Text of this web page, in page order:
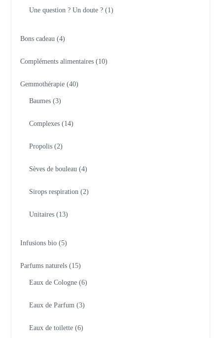
Une question ? Un doute ? 1
Bons cadeau 4
Compléments alimentaires 10
Gemmothérapie 40
Baumes 3
Complexes 14
Propolis 2
Sèves de bouleau 4
Sirops respiration 2
Unitaires 13
Infusions bio 5
Parfums naturels 15
Eaux de Cologne 6
Eaux de Parfum 3
Eaux de toilette 6